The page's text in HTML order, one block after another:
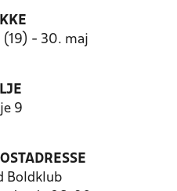
(19) - 30. maj
9
Boldklub